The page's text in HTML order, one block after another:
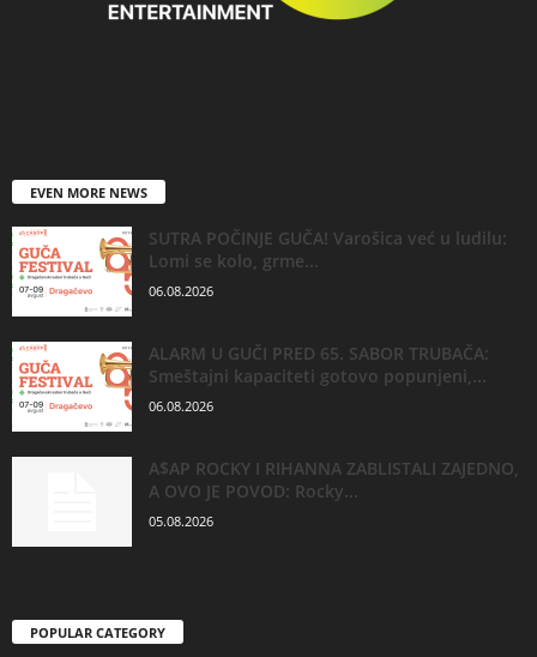
EVEN MORE NEWS
SUTRA POČINJE GUČA! Varošica već u ludilu:
Lomi se kolo, grme...
06.08.2026
ALARM U GUČI PRED 65. SABOR TRUBAČA:
Smeštajni kapaciteti gotovo popunjeni,...
06.08.2026
A$AP ROCKY I RIHANNA ZABLISTALI ZAJEDNO,
A OVO JE POVOD: Rocky...
05.08.2026
POPULAR CATEGORY